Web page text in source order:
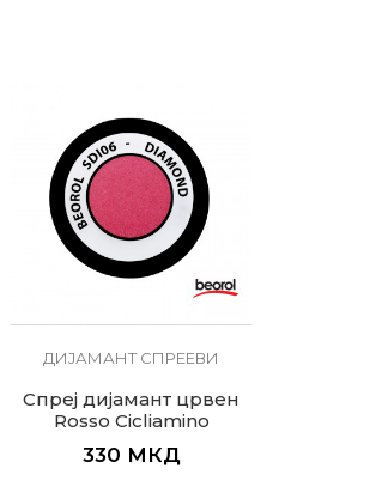
ДИЈАМАНТ СПРЕЕВИ
Спреј дијамант црвен
Rosso Cicliamino
330 МКД